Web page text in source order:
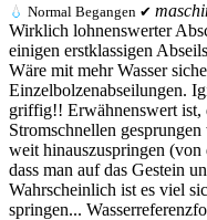
💧 Normal Begangen ✔
Wirklich lohnenswerter
einigen erstklassigen
Wäre mit mehr Wasser
Einzelbolzenabseilungen.
griffig!! Erwähnenswert ist,
Stromschnellen
weit hinauszuspringen (von
dass man auf das Gestein
Wahrscheinlich ist es viel
springen...